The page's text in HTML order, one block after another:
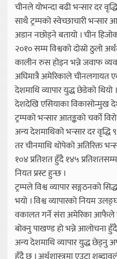
चीनले योभन्दा बढी भन्सार दर
साथै ट्रम्पको स्वेच्छाचारी
अडान नछोड्ने बतायो । चीन
२०१० सम्म विश्वको दोस्रो ठुलो
कालीन रुस होइन भन्ने जवाफ
अघिमात्रै अमेरिकाले चीनलगायत
देशमाथि व्यापार युद्ध छेडेको
देशदेखि एसियाका विकासोन्मुख
ट्रम्पको भन्सार आतङ्कको चर्को
अन्य देशमाथिको भन्सार दर वृद्धि
तर चीनमाथि थोपेको अतिरिक्त
१०४ प्रतिशत हुँदै १४५
नियत प्रस्ट हुन्छ ।
ट्रम्पले विश्व व्यापार सङ्गठनको
भयो । विश्व व्यापारको नियम
वकालत गर्ने संरा अमेरिका आफैले
बोक्नु पाखण्ड हो भन्ने आलोचना
अन्य देशमाथि व्यापार युद्ध छेड्नु